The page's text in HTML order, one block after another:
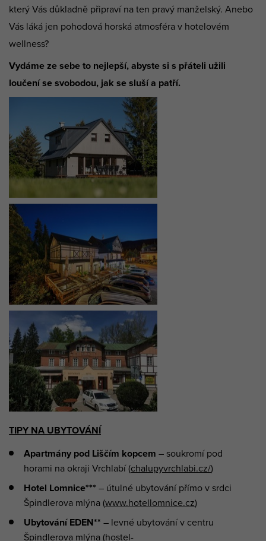
který Vás důkladně připraví na ten pravý manželský. Anebo
Vás láká jen pohodová horská atmosféra v hotelovém
wellness?
Vydáme ze sebe to nejlepší, abyste si s přáteli užili
loučení se svobodou, jak se sluší a patří.
TIPY NA UBYTOVÁNÍ
Apartmány pod Liščím kopcem – soukromí pod
horami na okraji Vrchlabí (chalupyvrchlabi.cz/)
Hotel Lomnice*** – útulné ubytování přímo v srdci
Špindlerova mlýna (www.hotellomnice.cz)
Ubytování EDEN** – levné ubytování v centru
Špindlerova mlýna (hostel-